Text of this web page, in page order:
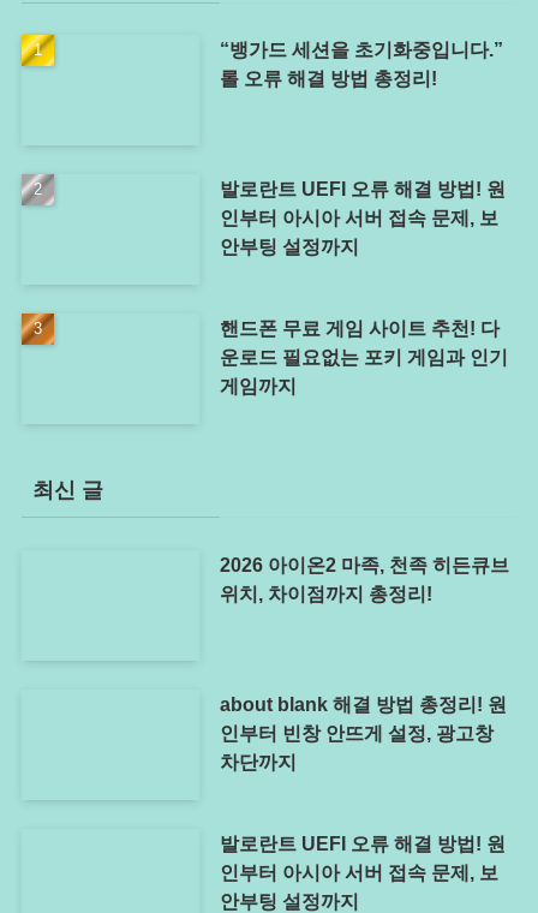
“뱅가드 세션을 초기화중입니다.”
롤 오류 해결 방법 총정리!
발로란트 UEFI 오류 해결 방법! 원
인부터 아시아 서버 접속 문제, 보
안부팅 설정까지
핸드폰 무료 게임 사이트 추천! 다
운로드 필요없는 포키 게임과 인기
게임까지
최신 글
2026 아이온2 마족, 천족 히든큐브
위치, 차이점까지 총정리!
about blank 해결 방법 총정리! 원
인부터 빈창 안뜨게 설정, 광고창
차단까지
발로란트 UEFI 오류 해결 방법! 원
인부터 아시아 서버 접속 문제, 보
안부팅 설정까지